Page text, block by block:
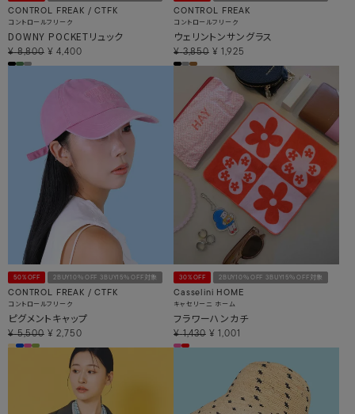
CONTROL FREAK / CTFK
コントロールフリーク
DOWNY POCKETリュック
¥ 8,800 ¥ 4,400
CONTROL FREAK
コントロールフリーク
ウェリントンサングラス
¥ 3,850 ¥ 1,925
50%OFF 2BUY10％OFF 3BUY15％OFF対象
CONTROL FREAK / CTFK
コントロールフリーク
ピグメントキャップ
¥ 5,500 ¥ 2,750
30%OFF 2BUY10％OFF 3BUY15％OFF対象
Casselini HOME
キャセリーニ ホーム
フラワーハンカチ
¥ 1,430 ¥ 1,001